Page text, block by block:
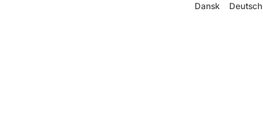
Dansk Deutsch